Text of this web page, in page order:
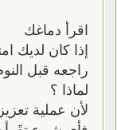
اقرأ دماغك
إذا كان لديك
راجعه قبل
لماذا ؟
لأن عملية